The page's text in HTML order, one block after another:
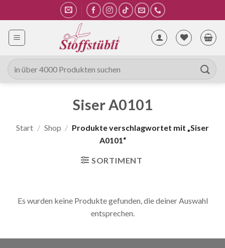
Inhalt
springen
Suche
nach:
Siser A0101
Start / Shop / Produkte verschlagwortet mit „Siser
A0101“
SORTIMENT
Es wurden keine Produkte gefunden, die deiner Auswahl
entsprechen.